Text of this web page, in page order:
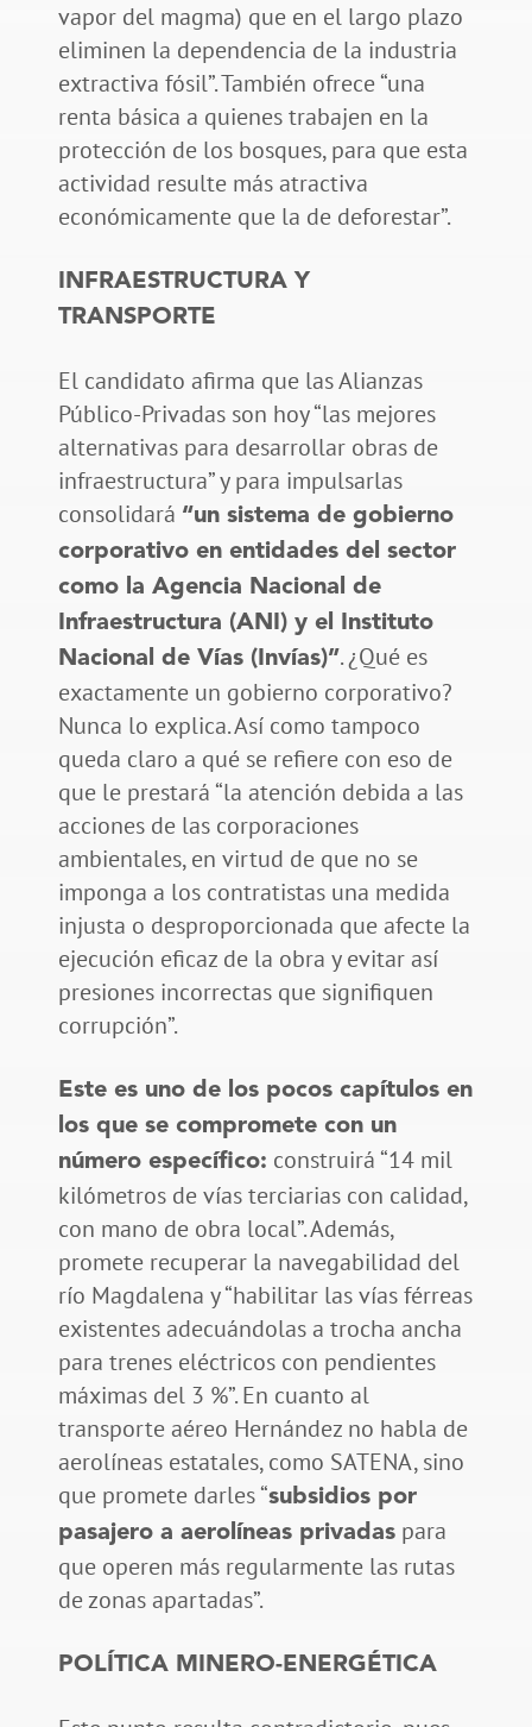
vapor del magma) que en el largo plazo
eliminen la dependencia de la industria
extractiva fósil”. También ofrece “una
renta básica a quienes trabajen en la
protección de los bosques, para que esta
actividad resulte más atractiva
económicamente que la de deforestar”.
INFRAESTRUCTURA Y
TRANSPORTE
El candidato afirma que las Alianzas
Público-Privadas son hoy “las mejores
alternativas para desarrollar obras de
infraestructura” y para impulsarlas
consolidará “un sistema de gobierno
corporativo en entidades del sector
como la Agencia Nacional de
Infraestructura (ANI) y el Instituto
Nacional de Vías (Invías)”. ¿Qué es
exactamente un gobierno corporativo?
Nunca lo explica. Así como tampoco
queda claro a qué se refiere con eso de
que le prestará “la atención debida a las
acciones de las corporaciones
ambientales, en virtud de que no se
imponga a los contratistas una medida
injusta o desproporcionada que afecte la
ejecución eficaz de la obra y evitar así
presiones incorrectas que signifiquen
corrupción”.
Este es uno de los pocos capítulos en
los que se compromete con un
número específico: construirá “14 mil
kilómetros de vías terciarias con calidad,
con mano de obra local”. Además,
promete recuperar la navegabilidad del
río Magdalena y “habilitar las vías férreas
existentes adecuándolas a trocha ancha
para trenes eléctricos con pendientes
máximas del 3 %”. En cuanto al
transporte aéreo Hernández no habla de
aerolíneas estatales, como SATENA, sino
que promete darles “subsidios por
pasajero a aerolíneas privadaspara
que operen más regularmente las rutas
de zonas apartadas”.
POLÍTICA MINERO-ENERGÉTICA